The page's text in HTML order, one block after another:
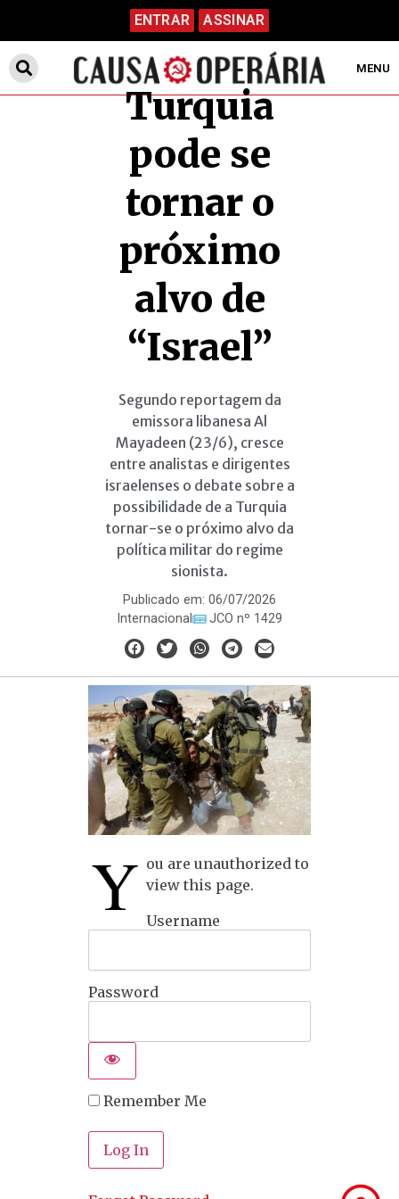
ENTRAR ASSINAR
MENU
Turquia
pode se
tornar o
próximo
alvo de
“Israel”
Segundo reportagem da
emissora libanesa Al
Mayadeen (23/6), cresce
entre analistas e dirigentes
israelenses o debate sobre a
possibilidade de a Turquia
tornar-se o próximo alvo da
política militar do regime
sionista.
Publicado em: 06/07/2026
Internacional
JCO nº 1429
Y ou are unauthorized to
view this page.
Username
Password
Remember Me